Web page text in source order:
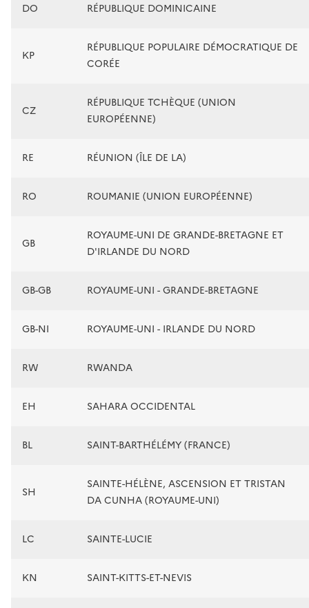
DO RÉPUBLIQUE DOMINICAINE
KP
RÉPUBLIQUE POPULAIRE DÉMOCRATIQUE DE
CORÉE
CZ
RÉPUBLIQUE TCHÈQUE (UNION
EUROPÉENNE)
RE RÉUNION (ÎLE DE LA)
RO ROUMANIE (UNION EUROPÉENNE)
GB
ROYAUME-UNI DE GRANDE-BRETAGNE ET
D'IRLANDE DU NORD
GB-GB ROYAUME-UNI - GRANDE-BRETAGNE
GB-NI ROYAUME-UNI - IRLANDE DU NORD
RW RWANDA
EH SAHARA OCCIDENTAL
BL SAINT-BARTHÉLÉMY (FRANCE)
SH
SAINTE-HÉLÈNE, ASCENSION ET TRISTAN
DA CUNHA (ROYAUME-UNI)
LC SAINTE-LUCIE
KN SAINT-KITTS-ET-NEVIS